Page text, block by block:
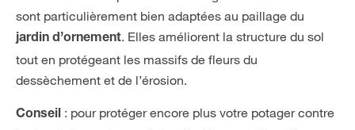
sont particulièrement bien adaptées au paillage du
jardin d’ornement. Elles améliorent la structure du sol
tout en protégeant les massifs de fleurs du
dessèchement et de l’érosion.
Conseil : pour protéger encore plus votre potager contre